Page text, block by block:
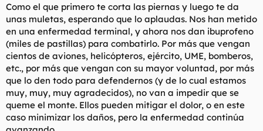
Como el que primero te corta las piernas y luego te da
unas muletas, esperando que lo aplaudas. Nos han metido
en una enfermedad terminal, y ahora nos dan ibuprofeno
(miles de pastillas) para combatirlo. Por más que vengan
cientos de aviones, helicópteros, ejército, UME, bomberos,
etc., por más que vengan con su mayor voluntad, por más
que lo den todo para defendernos (y de lo cual estamos
muy, muy, muy agradecidos), no van a impedir que se
queme el monte. Ellos pueden mitigar el dolor, o en este
caso minimizar los daños, pero la enfermedad continúa